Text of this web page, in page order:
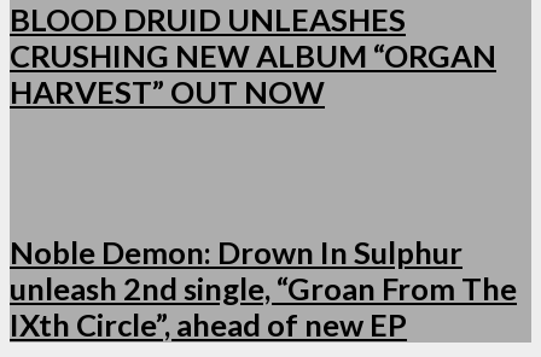
BLOOD DRUID UNLEASHES
CRUSHING NEW ALBUM “ORGAN
HARVEST” OUT NOW
Noble Demon: Drown In Sulphur
unleash 2nd single, “Groan From The
IXth Circle”, ahead of new EP